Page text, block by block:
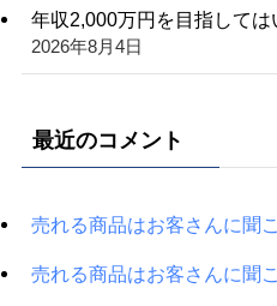
年収2,000万円を目指しては
2026年8月4日
最近のコメント
売れる商品はお客さんに聞
売れる商品はお客さんに聞